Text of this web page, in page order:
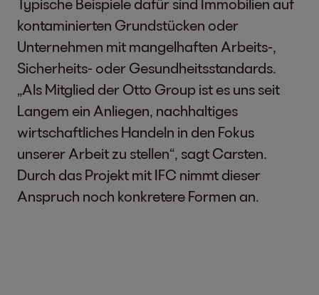
Typische Beispiele dafür sind Immobilien auf
kontaminierten Grundstücken oder
Unternehmen mit mangelhaften Arbeits-,
Sicherheits- oder Gesundheitsstandards.
„Als Mitglied der Otto Group ist es uns seit
Langem ein Anliegen, nachhaltiges
wirtschaftliches Handeln in den Fokus
unserer Arbeit zu stellen“, sagt Carsten.
Durch das Projekt mit IFC nimmt dieser
Anspruch noch konkretere Formen an.